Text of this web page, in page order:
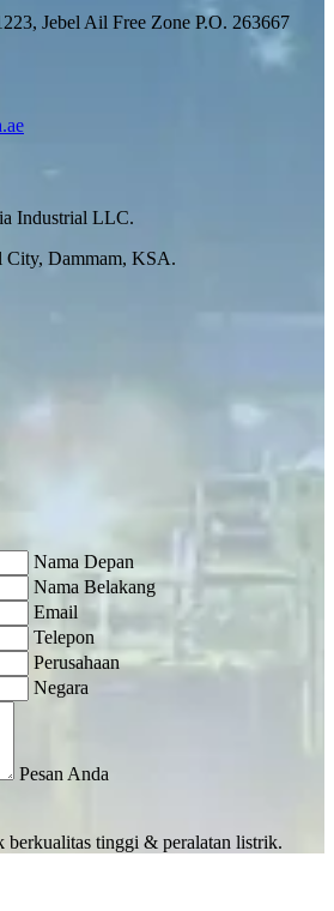
Jebel Ail Free Zone P.O. 263667
Industrial LLC.
City, Dammam, KSA.
Nama Depan
Nama Belakang
Email
Telepon
Perusahaan
Negara
Pesan Anda
berkualitas tinggi & peralatan listrik.